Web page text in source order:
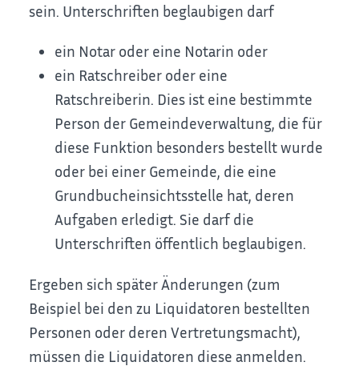
sein. Unterschriften beglaubigen darf
ein Notar oder eine Notarin oder
ein Ratschreiber oder eine
Ratschreiberin. Dies ist eine bestimmte
Person der Gemeindeverwaltung, die für
diese Funktion besonders bestellt wurde
oder bei einer Gemeinde, die eine
Grundbucheinsichtsstelle hat, deren
Aufgaben erledigt. Sie darf die
Unterschriften öffentlich beglaubigen.
Ergeben sich später Änderungen (zum
Beispiel bei den zu Liquidatoren bestellten
Personen oder deren Vertretungsmacht),
müssen die Liquidatoren diese anmelden.